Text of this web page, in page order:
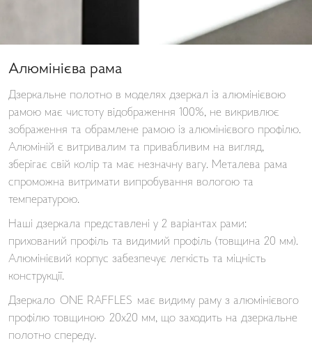
Алюмінієва рама
Дзеркальне полотно в моделях дзеркал із алюмінієвою
рамою має чистоту відображення 100%, не викривлює
зображення та обрамлене рамою із алюмінієвого профілю.
Алюміній є витривалим та привабливим на вигляд,
зберігає свій колір та має незначну вагу. Металева рама
спроможна витримати випробування вологою та
температурою.
Наші дзеркала представлені у 2 варіантах рами:
прихований профіль та видимий профіль (товщина 20 мм).
Алюмінієвий корпус забезпечує легкість та міцність
конструкції.
Дзеркало ONE RAFFLES має видиму раму з алюмінієвого
профілю товщиною 20х20 мм, що заходить на дзеркальне
полотно спереду.